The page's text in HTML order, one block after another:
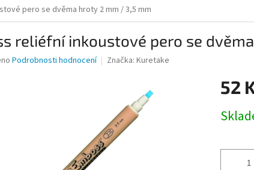
pero se dvěma hroty 2 mm / 3,5 mm
reliéfní inkoustové pero se
Podrobnosti hodnocení Značka: Kuretake
52
cena: